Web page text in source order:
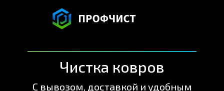
Чистка ковров
С вывозом, доставкой и удобным